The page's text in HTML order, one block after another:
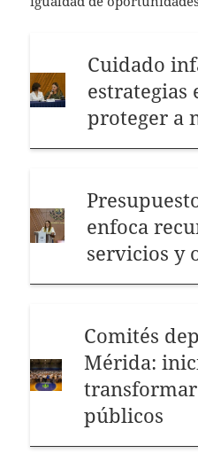
Cuidado
estrategias
proteger a
enfoca
servicios y
Comités
Mérida:
públicos